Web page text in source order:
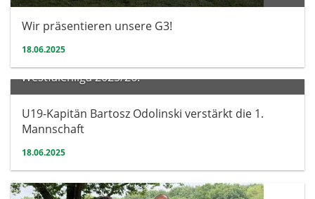
Wir präsentieren unsere G3!
18.06.2025
Herren
Westfalenliga 2025/26:
U19-Kapitän Bartosz Odolinski verstärkt die 1.
Mannschaft
18.06.2025